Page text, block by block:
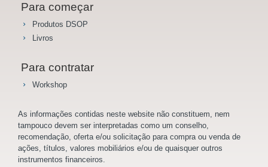
Para começar
Produtos DSOP
Livros
Para contratar
Workshop
As informações contidas neste website não constituem, nem
tampouco devem ser interpretadas como um conselho,
recomendação, oferta e/ou solicitação para compra ou venda de
ações, títulos, valores mobiliários e/ou de quaisquer outros
instrumentos financeiros.